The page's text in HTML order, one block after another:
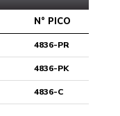
N° PICO
4836-PR
4836-PK
4836-C